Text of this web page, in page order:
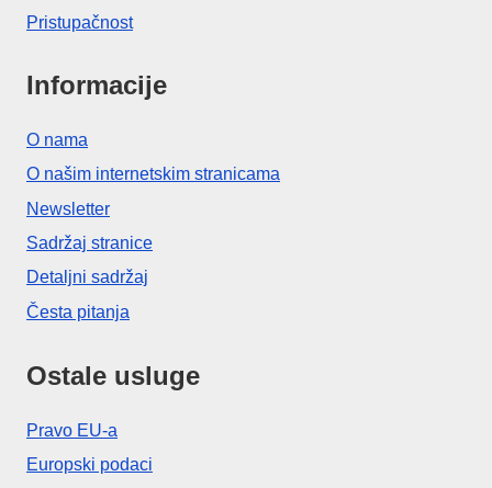
Pristupačnost
Informacije
O nama
O našim internetskim stranicama
Newsletter
Sadržaj stranice
Detaljni sadržaj
Česta pitanja
Ostale usluge
Pravo EU-a
Europski podaci